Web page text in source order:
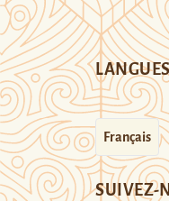
Français
SUIVEZ-